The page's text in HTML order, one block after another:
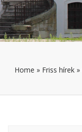
Home » Friss hírek »